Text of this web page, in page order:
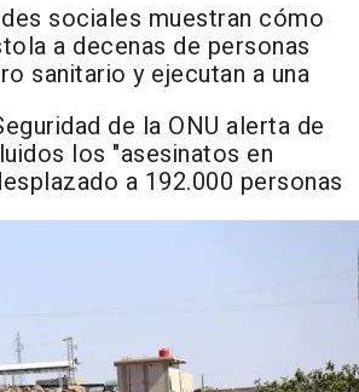
sociales muestran cómo
a decenas de personas
sanitario y ejecutan a una
de la ONU alerta de
los "asesinatos en
a 192.000 personas